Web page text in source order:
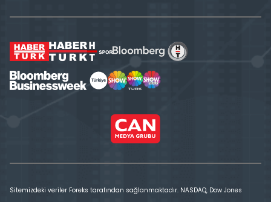
Sitemizdeki veriler Foreks tarafından sağlanmaktadır. NASDAQ, Dow Jones